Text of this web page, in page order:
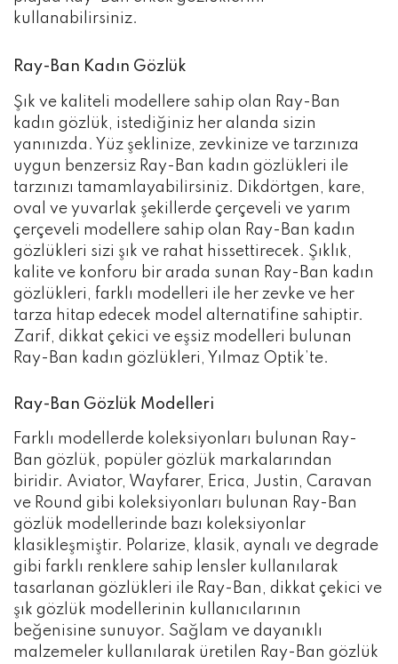
kullanabilirsiniz.
Ray-Ban Kadın Gözlük
Şık ve kaliteli modellere sahip olan Ray-Ban
kadın gözlük, istediğiniz her alanda sizin
yanınızda. Yüz şeklinize, zevkinize ve tarzınıza
uygun benzersiz Ray-Ban kadın gözlükleri ile
tarzınızı tamamlayabilirsiniz. Dikdörtgen, kare,
oval ve yuvarlak şekillerde çerçeveli ve yarım
çerçeveli modellere sahip olan Ray-Ban kadın
gözlükleri sizi şık ve rahat hissettirecek. Şıklık,
kalite ve konforu bir arada sunan Ray-Ban kadın
gözlükleri, farklı modelleri ile her zevke ve her
tarza hitap edecek model alternatifine sahiptir.
Zarif, dikkat çekici ve eşsiz modelleri bulunan
Ray-Ban kadın gözlükleri, Yılmaz Optik’te.
Ray-Ban Gözlük Modelleri
Farklı modellerde koleksiyonları bulunan Ray-
Ban gözlük, popüler gözlük markalarından
biridir. Aviator, Wayfarer, Erica, Justin, Caravan
ve Round gibi koleksiyonları bulunan Ray-Ban
gözlük modellerinde bazı koleksiyonlar
klasikleşmiştir. Polarize, klasik, aynalı ve degrade
gibi farklı renklere sahip lensler kullanılarak
tasarlanan gözlükleri ile Ray-Ban, dikkat çekici ve
şık gözlük modellerinin kullanıcılarının
beğenisine sunuyor. Sağlam ve dayanıklı
malzemeler kullanılarak üretilen Ray-Ban gözlük